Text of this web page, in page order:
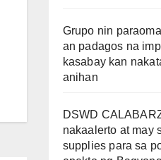
Grupo nin
an padagos na
kasabay kan
anihan
DSWD
nakaalerto at may
supplies para sa